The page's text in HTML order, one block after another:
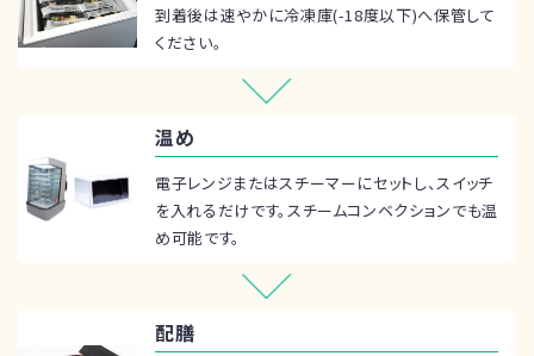
到着後は速やかに冷凍庫(-18度以下)へ保管して
ください。
温め
電子レンジまたはスチーマーにセットし、スイッチ
を入れるだけです。スチームコンベクションでも温
め可能です。
配膳